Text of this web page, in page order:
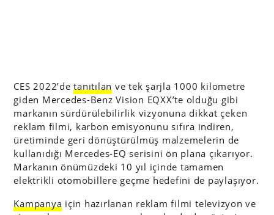
CES 2022’detanıtılan ve tek şarjla 1000 kilometre
giden Mercedes-Benz Vision EQXX’te olduğu gibi
markanın sürdürülebilirlik vizyonuna dikkat çeken
reklam filmi, karbon emisyonunu sıfıra indiren,
üretiminde geri dönüştürülmüş malzemelerin de
kullanıdığı Mercedes-EQ serisini ön plana çıkarıyor.
Markanın önümüzdeki 10 yıl içinde tamamen
elektrikli otomobillere geçme hedefini de paylaşıyor.
Kampanya için hazırlanan reklam filmi televizyon ve